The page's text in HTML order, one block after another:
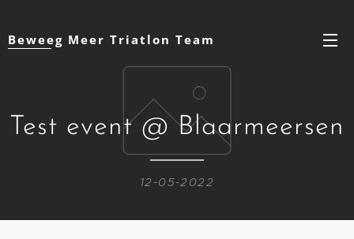
Beweeg Meer Triatlon Team
Test event @ Blaarmeersen
12-05-2022